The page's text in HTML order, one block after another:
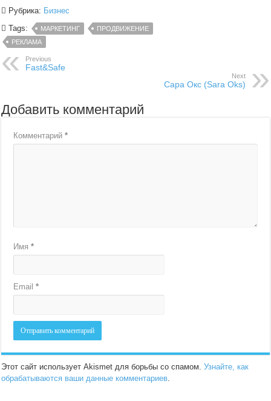
Рубрика: Бизнес
Tags:
МАРКЕТИНГ
ПРОДВИЖЕНИЕ
РЕКЛАМА
Previous
Fast&Safe
Next
Сара Окс (Sara Oks)
Добавить комментарий
Комментарий*
Имя*
Email*
Этот сайт использует Akismet для борьбы со спамом.Узнайте, как
обрабатываются ваши данные комментариев.